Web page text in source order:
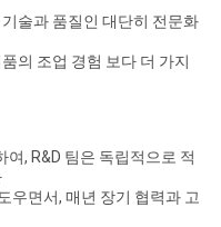
술과 품질인 대단히 전문화
의 조업 경험 보다 더 가지
, R&D 팀은 독립적으로 적
우면서, 매년 장기 협력과 고